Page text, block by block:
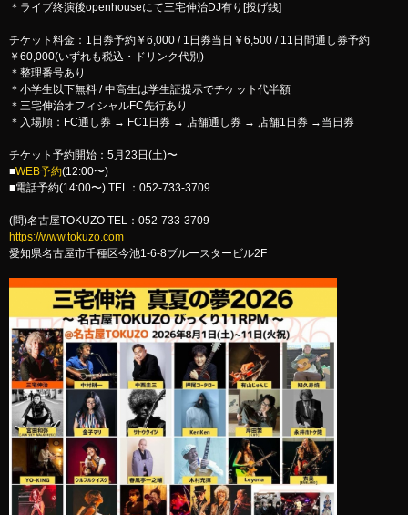
＊ライブ終演後openhouseにて三宅伸治DJ有り[投げ銭]
チケット料金：1日券予約￥6,000 / 1日券当日￥6,500 / 11日間通し券予約
￥60,000(いずれも税込・ドリンク代別)
＊整理番号あり
＊小学生以下無料 / 中高生は学生証提示でチケット代半額
＊三宅伸治オフィシャルFC先行あり
＊入場順：FC通し券 → FC1日券 → 店舗通し券 → 店舗1日券 →当日券
チケット予約開始：5月23日(土)〜
■WEB予約(12:00〜)
■電話予約(14:00〜) TEL：052-733-3709
(問)名古屋TOKUZO TEL：052-733-3709
https://www.tokuzo.com
愛知県名古屋市千種区今池1-6-8ブルースタービル2F